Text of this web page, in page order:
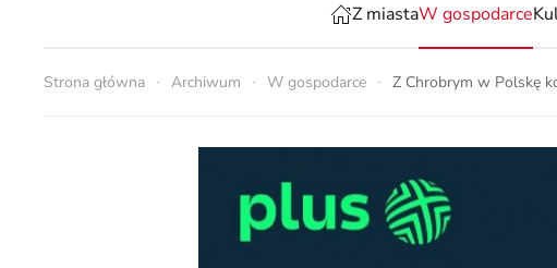
Z miastaW gospodarce
Strona główna Archiwum W gospodarce Z Chrobrym w Polskę